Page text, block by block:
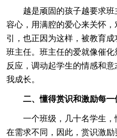
越是顽固的孩子越要求
容心，用满腔的爱心来关怀
引，也正因为这样，被教育
班主任。班主任的爱就像催
反应，调动起学生的情感和
我成长。
二、懂得赏识和激励每一
一个班级，几十名学生
在需求不同，因此，赏识激